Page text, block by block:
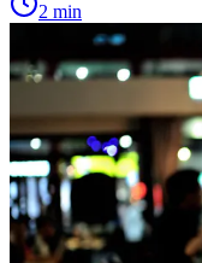
2 min